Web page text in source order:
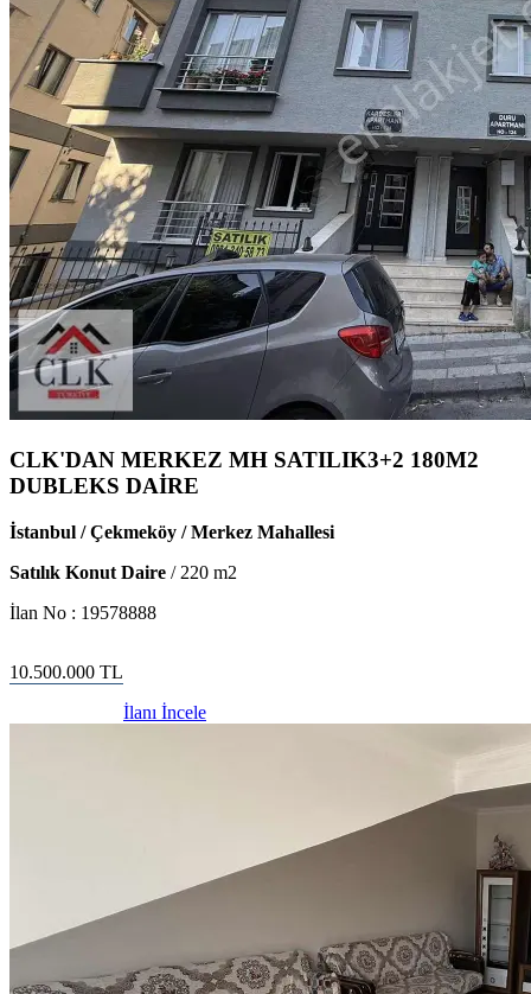
CLK'DAN MERKEZ MH SATILIK3+2 180M2
DUBLEKS DAİRE
İstanbul / Çekmeköy / Merkez Mahallesi
Satılık Konut Daire / 220 m2
İlan No : 19578888
10.500.000 TL
İlanı İncele